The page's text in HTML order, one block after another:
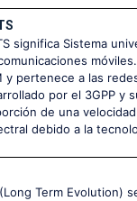
significa Sistema
y pertenece a las
por el 3GPP y
de una
debido a la
(Long Term Evolution)